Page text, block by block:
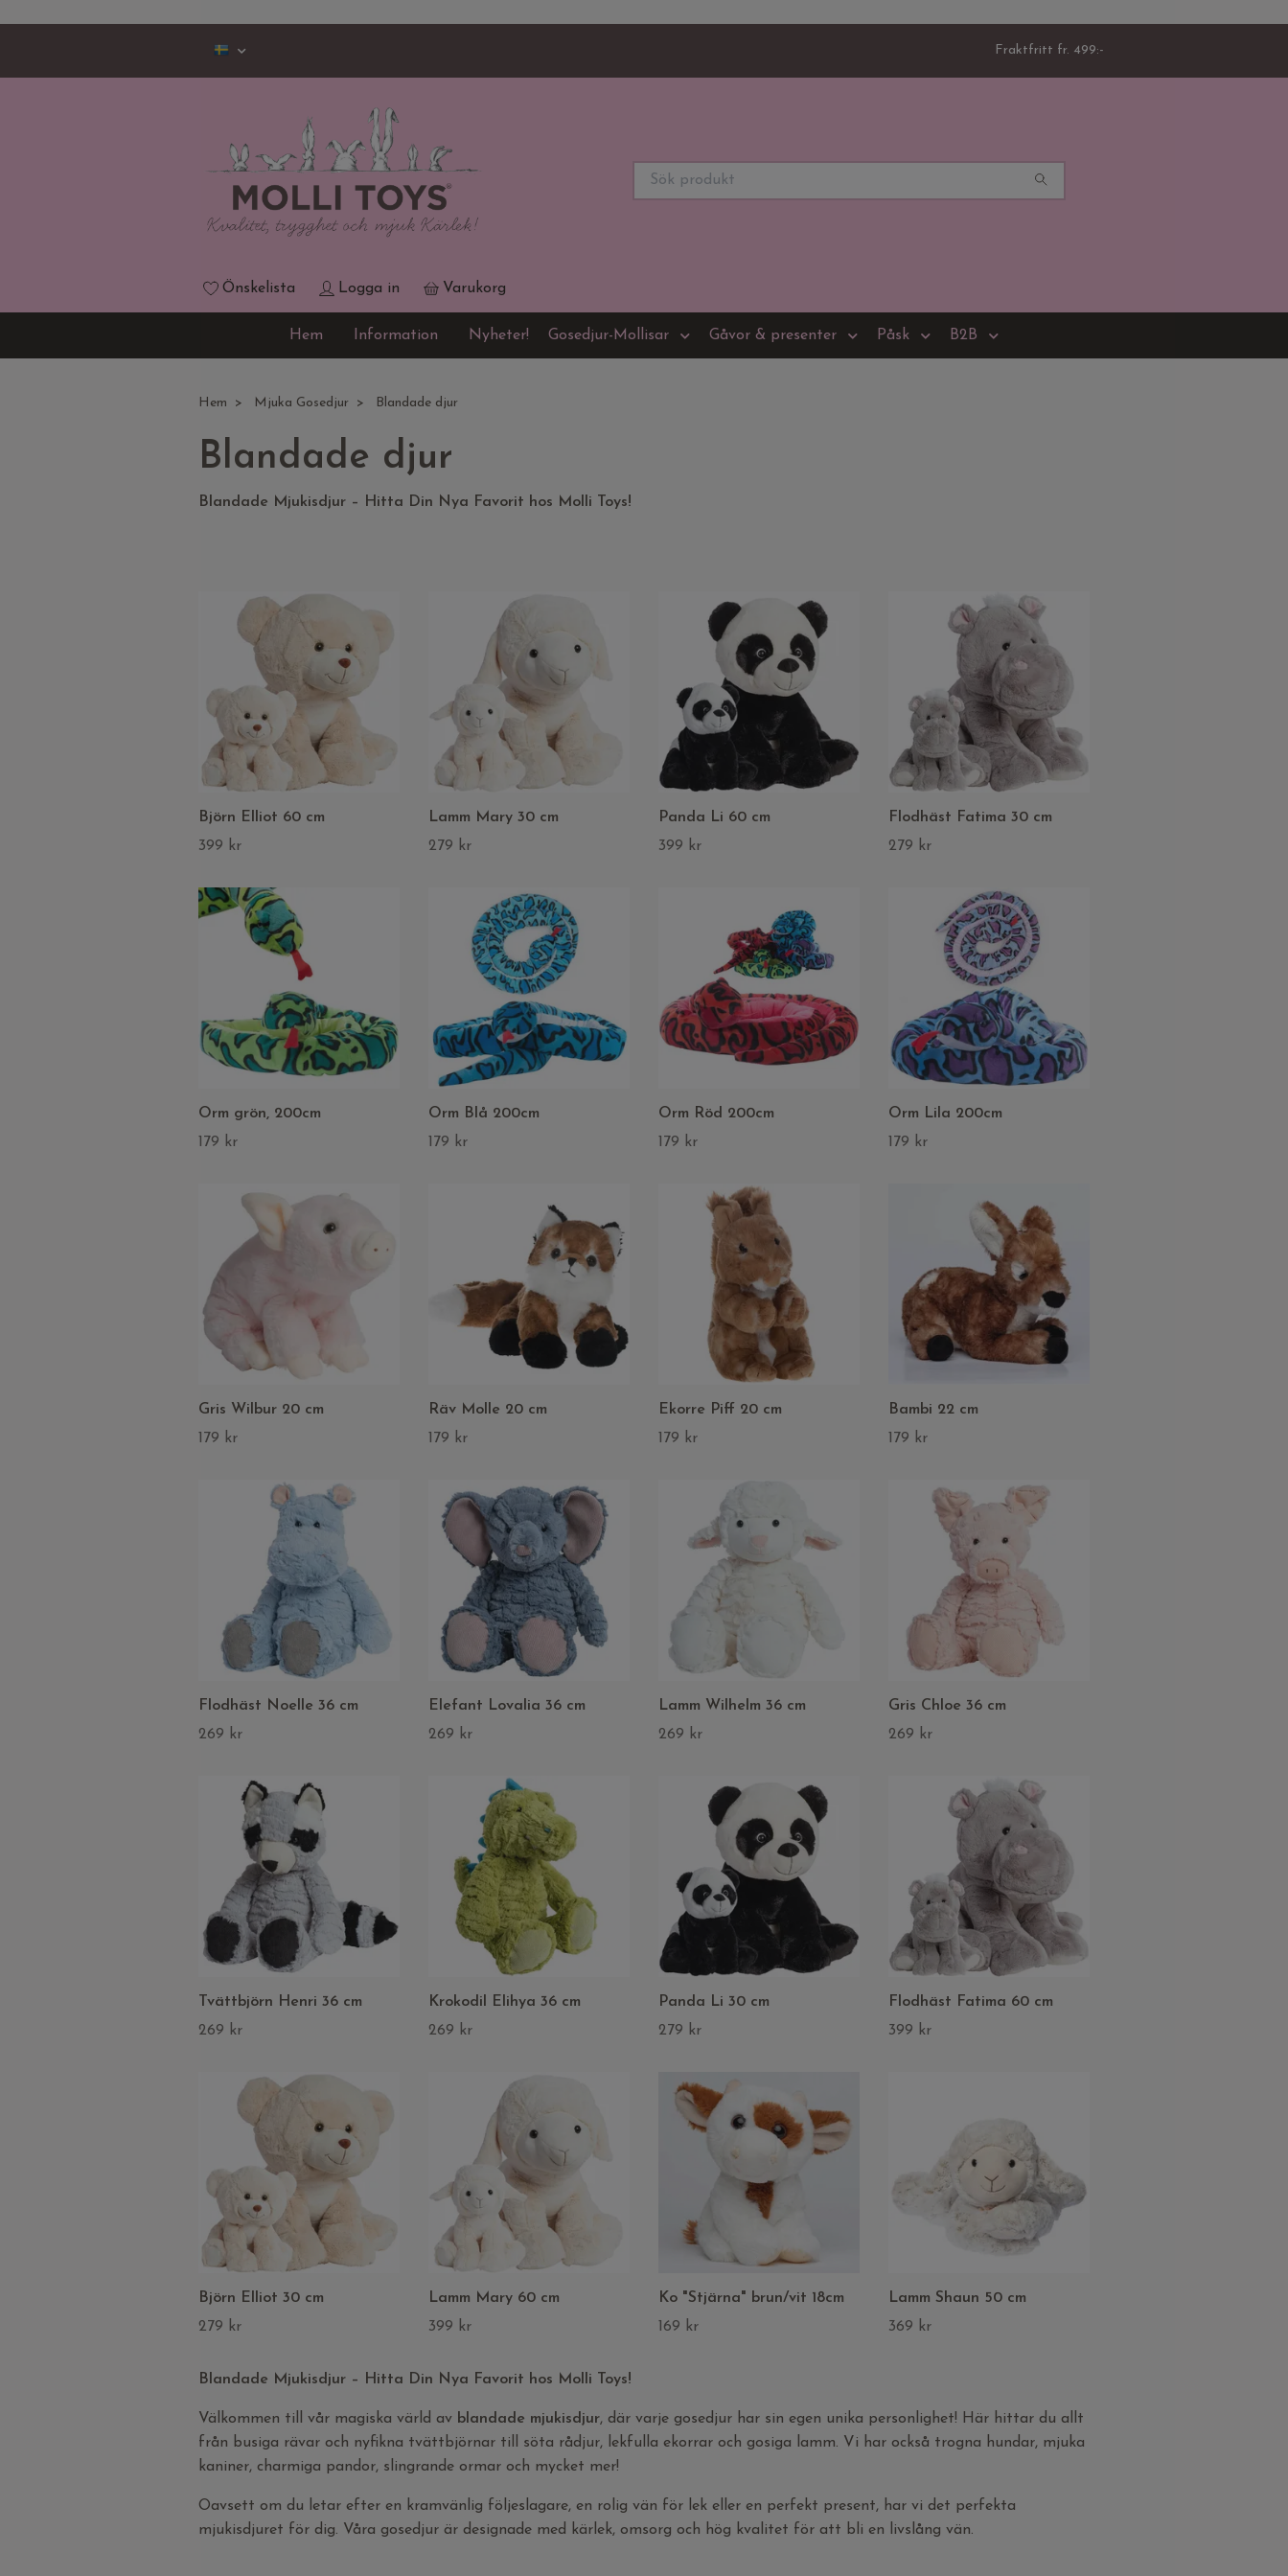
Fraktfritt fr. 499:-
Önskelista Logga in Varukorg
Hem Information Nyheter! Gosedjur-Mollisar Gåvor & presenter Påsk B2B
Hem Mjuka Gosedjur Blandade djur
Blandade djur
Blandade Mjukisdjur – Hitta Din Nya Favorit hos Molli Toys!
Björn Elliot 60 cm
399 kr
Lamm Mary 30 cm
279 kr
Panda Li 60 cm
399 kr
Flodhäst Fatima 30 cm
279 kr
Orm grön, 200cm
179 kr
Orm Blå 200cm
179 kr
Orm Röd 200cm
179 kr
Orm Lila 200cm
179 kr
Gris Wilbur 20 cm
179 kr
Räv Molle 20 cm
179 kr
Ekorre Piff 20 cm
179 kr
Bambi 22 cm
179 kr
Flodhäst Noelle 36 cm
269 kr
Elefant Lovalia 36 cm
269 kr
Lamm Wilhelm 36 cm
269 kr
Gris Chloe 36 cm
269 kr
Tvättbjörn Henri 36 cm
269 kr
Krokodil Elihya 36 cm
269 kr
Panda Li 30 cm
279 kr
Flodhäst Fatima 60 cm
399 kr
Björn Elliot 30 cm
279 kr
Lamm Mary 60 cm
399 kr
Ko "Stjärna" brun/vit 18cm
169 kr
Lamm Shaun 50 cm
369 kr
Blandade Mjukisdjur – Hitta Din Nya Favorit hos Molli Toys!
Välkommen till vår magiska värld av blandade mjukisdjur, där varje gosedjur har sin egen unika personlighet! Här hittar du allt
från busiga rävar och nyfikna tvättbjörnar till söta rådjur, lekfulla ekorrar och gosiga lamm. Vi har också trogna hundar, mjuka
kaniner, charmiga pandor, slingrande ormar och mycket mer!
Oavsett om du letar efter en kramvänlig följeslagare, en rolig vän för lek eller en perfekt present, har vi det perfekta
mjukisdjuret för dig. Våra gosedjur är designade med kärlek, omsorg och hög kvalitet för att bli en livslång vän.